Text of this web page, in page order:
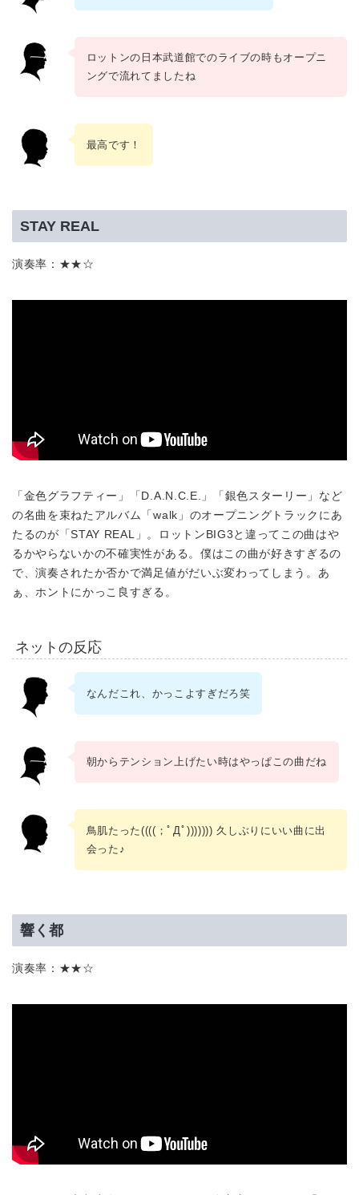
ロットンの日本武道館でのライブの時もオープニ
ングで流れてましたね
最高です！
STAY REAL
演奏率：★★☆
「金色グラフティー」「D.A.N.C.E.」「銀色スターリー」など
の名曲を束ねたアルバム「walk」のオープニングトラックにあ
たるのが「STAY REAL」。ロットンBIG3と違ってこの曲はや
るかやらないかの不確実性がある。僕はこの曲が好きすぎるの
で、演奏されたか否かで満足値がだいぶ変わってしまう。あ
ぁ、ホントにかっこ良すぎる。
ネットの反応
なんだこれ、かっこよすぎだろ笑
朝からテンション上げたい時はやっぱこの曲だね
鳥肌たった((((；ﾟДﾟ))))))) 久しぶりにいい曲に出
会った♪
響く都
演奏率：★★☆